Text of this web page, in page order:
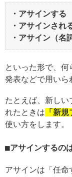
・アサインする
・アサインされ
・アサイン（名
といった形で、
発表などで用いら
たとえば、新し
れたときは 「新
使い方をします。
アサインするの
アサインは「任命